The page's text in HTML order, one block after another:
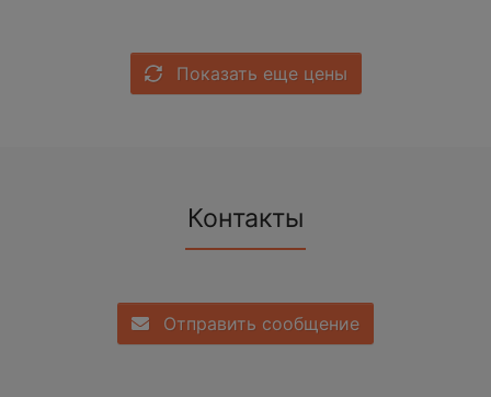
Показать еще цены
Контакты
Отправить сообщение